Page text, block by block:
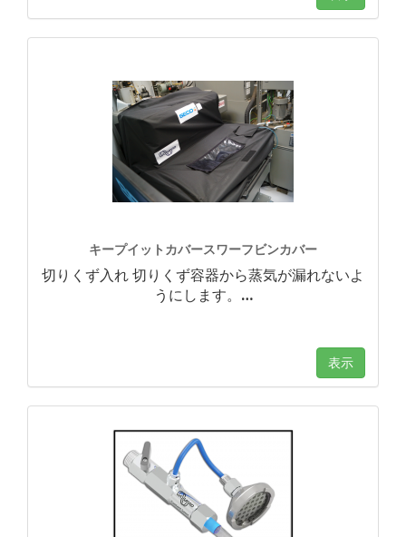
キープイットカバースワーフビンカバー
切りくず入れ 切りくず容器から蒸気が漏れないよ
うにします。 …
表示